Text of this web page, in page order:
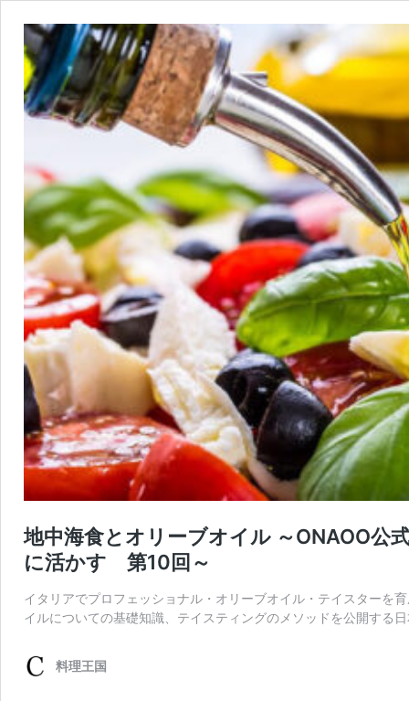
地中海食とオリーブオイル ～ONAOO公
に活かす 第10回～
イタリアでプロフェッショナル・オリーブオイル・テイスターを
イルについての基礎知識、テイスティングのメソッドを公開する
料理王国